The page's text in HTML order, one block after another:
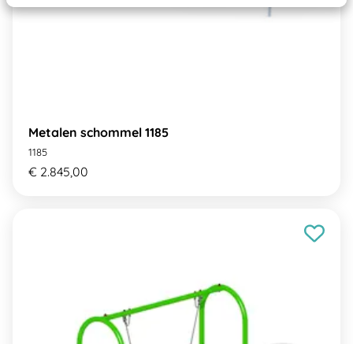
Metalen schommel 1185
1185
€ 2.845,00